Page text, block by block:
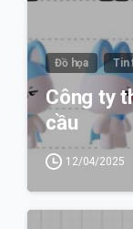
Đồ họa Tin
Công ty
cầu
12/04/2025